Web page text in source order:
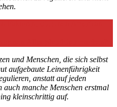
und Menschen, die sich selbst
aufgebaute Leinenführigkeit
anstatt auf jeden
auch manche Menschen erstmal
kleinschrittig auf.